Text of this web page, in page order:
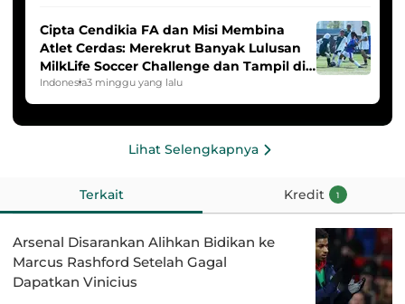
Cipta Cendikia FA dan Misi Membina
Atlet Cerdas: Merekrut Banyak Lulusan
MilkLife Soccer Challenge dan Tampil di
HYDROPLUS Soccer League
Indonesia3 minggu yang lalu
Lihat Selengkapnya
Terkait Kredit 1
Arsenal Disarankan Alihkan Bidikan ke
Marcus Rashford Setelah Gagal
Dapatkan Vinicius